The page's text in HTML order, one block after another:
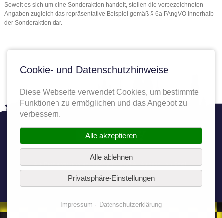
Soweit es sich um eine Sonderaktion handelt, stellen die vorbezeichneten
Angaben zugleich das repräsentative Beispiel gemäß § 6a PAngVO innerhalb
der Sonderaktion dar.
TwitterFacebook
Cookie- und Datenschutzhinweise
Diese Webseite verwendet Cookies, um bestimmte
Funktionen zu ermöglichen und das Angebot zu
verbessern.
Alle akzeptieren
Alle ablehnen
Privatsphäre-Einstellungen
Impressum Datenschutzerklärung